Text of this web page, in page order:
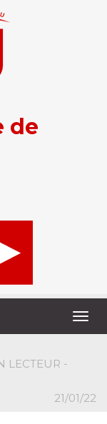
de
LECTEUR -
21/01/22